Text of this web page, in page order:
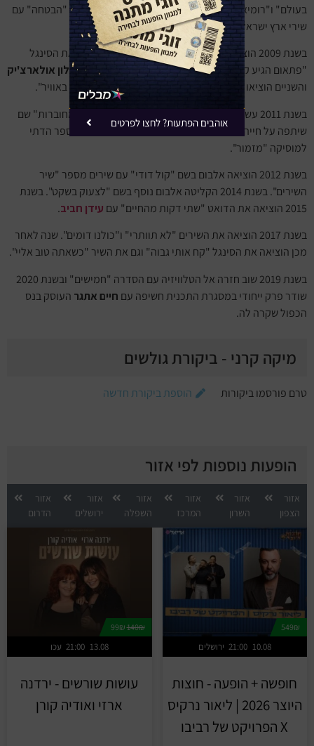
בעולם" ו"רומיאו". שנה לאחר מכן הוציאה עוד אלבום בשם "הבטחה" עם
שירי ארץ ישראל.
בשנת 2009 הוציאה את הסינגל "נהר הזמן" ומיד לאחריו את הסינגל
"פתאום הגיע קיץ". באותה שנה עשתה שיתוף פעולה עםאלון אולארצ'יק
והשניים הוציאו את השיר "אהובתי" עבור הסדרה "מגדלים באוויר".
בשנת 2011 עשתה תפנית והשתתפה בסדרת הטלוויזיה "מחוברות" שם
שיתפה על חייה. באותה שנה החלה ללוות הרכבים בבית הספר הדתי
למוסיקה "מזמור".
בשנת 2012 הוציאה אלבום בשם "קול דודי" עם שירים מספר "שיר
השירים". בשנת 2014 הקליטה אלבום נוסף בשם "לצעוק בשקט". בשנת
2015 הוציאה את הדואט "שתי דקות מהחיים" עם
עידן חביב.
בשנת 2017 הוציאה את השירים "לא תוותרי" ו"כולנו דומים". שנה לאחר
מכן הוציאה את הסינגל "קח אותי גבוה" וגם את השיר "כשאתה טוב אליי".
בשנת 2019 שוב חזרה אל הטלוויזיה עם הסדרה "חמישים" ובשנת 2020
שודר פרק ייחודי במסגרת התכנית חשיפה עם חיים אתגר העוסק בנס
הכפול שקרה לה.
מיקה קרני - ביקורת גולשים
טרם פורסמו ביקורות הוספת ביקורת חדשה
הופעות נוספות לפי אזור
אזור
הצפון
אזור
השרון
אזור
המרכז
אזור
השפלה
אזור
ירושלים
אזור
הדרום
549₪
ירושלים 21:00 10.08
חופשה + הופעה - חוצות
היוצר 2026 | ליאור נרקיס
X הפרויקט של רביבו
140₪
99₪
עכו 21:00 13.08
עושות שורשים - ירדנה
ארזי ואודיה קורן
אוהבים הפתעות? לחצו לפרטים